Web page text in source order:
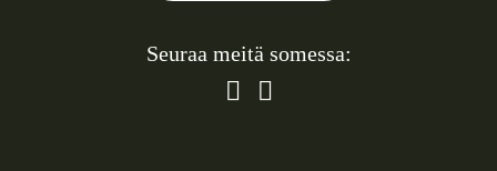
Seuraa meitä somessa: